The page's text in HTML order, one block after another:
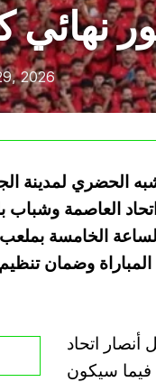
نهائي
2026
الحضري لمدينة
العاصمة وشباب
على الساعة الخامسة
وضمان
اتحاد
فيما سيكون